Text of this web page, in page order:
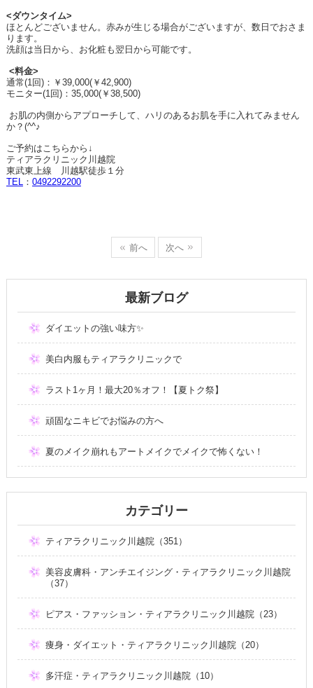
<ダウンタイム>
ほとんどございません。赤みが生じる場合がございますが、数日でおさま
ります。
洗顔は当日から、お化粧も翌日から可能です。
<料金>
通常(1回)：￥ 39,000(￥ 42,900)
モニター(1回)： 35,000(￥ 38,500)
お肌の内側からアプローチして、ハリのあるお肌を手に入れてみません
か？ (^^♪
ご予約はこちらから↓
ティアラクリニック川越院
東武東上線 川越駅徒歩１分
TEL： 0492292200
前へ 次へ
最新ブログ
ダイエットの強い味方✨
美白内服もティアラクリニックで
ラスト1ヶ月！最大20％オフ！【夏トク祭】
頑固なニキビでお悩みの方へ
夏のメイク崩れもアートメイクでメイクで怖くない！
カテゴリー
ティアラクリニック川越院（351）
美容皮膚科・アンチエイジング・ティアラクリニック川越院
（37）
ピアス・ファッション・ティアラクリニック川越院（23）
痩身・ダイエット・ティアラクリニック川越院（20）
多汗症・ティアラクリニック川越院（10）